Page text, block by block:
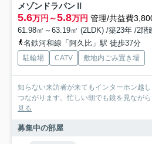
メゾンドラパンⅡ
5.6万円～5.8万円 管理/共益費
61.98㎡～63.19㎡ (2LDK) /築23年 /2階
名鉄河和線「阿久比」駅 徒歩37分
駐輪場 CATV 敷地内ごみ置き場
知らない来訪者が来てもインターホン越
つながります。忙しい朝でも鏡を見なが
見る
募集中の部屋